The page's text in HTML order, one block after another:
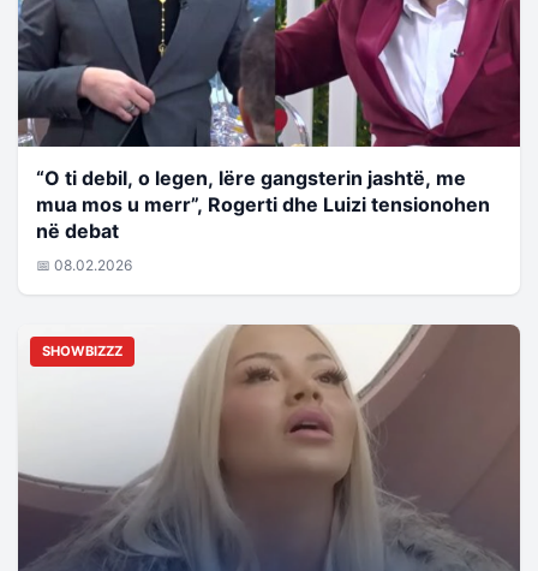
“O ti debil, o legen, lëre gangsterin jashtë, me
mua mos u merr”, Rogerti dhe Luizi tensionohen
në debat
📅 08.02.2026
SHOWBIZZZ